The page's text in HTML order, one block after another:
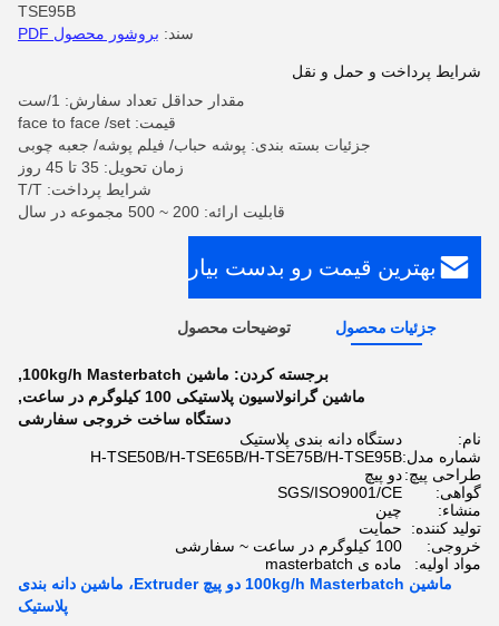
TSE95B
سند: بروشور محصول PDF
شرایط پرداخت و حمل و نقل
مقدار حداقل تعداد سفارش: 1/ست
قیمت: face to face /set
جزئیات بسته بندی: پوشه حباب/ فیلم پوشه/ جعبه چوبی
زمان تحویل: 35 تا 45 روز
شرایط پرداخت: T/T
قابلیت ارائه: 200 ~ 500 مجموعه در سال
بهترین قیمت رو بدست بیار
جزئیات محصول توضیحات محصول
برجسته کردن: ماشین 100kg/h Masterbatch
,
ماشین گرانولاسیون پلاستیکی 100 کیلوگرم در ساعت
,
دستگاه ساخت خروجی سفارشی
نام:
دستگاه دانه بندی پلاستیک
شماره مدل:H-TSE50B/H-TSE65B/H-TSE75B/H-TSE95B
طراحی پیچ:دو پیچ
گواهی:
SGS/ISO9001/CE
منشاء:
چین
تولید کننده:
حمایت
خروجی:
100 کیلوگرم در ساعت ~ سفارشی
مواد اولیه:
ماده ی masterbatch
ماشین 100kg/h Masterbatch دو پیچ Extruder، ماشین دانه بندی
پلاستیک